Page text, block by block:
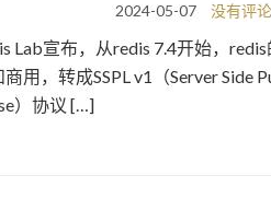
2024-05-07 没有评论
Lab宣布，从redis 7.4开始，
用，转成SSPL v1（Server Side
）协议 […]